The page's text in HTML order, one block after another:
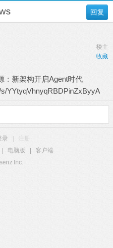
回复
楼主
收藏
：新架构开启Agent时代
YYtyqVhnyqRBDPinZxByyA
录
电脑版
客户端
Inc.